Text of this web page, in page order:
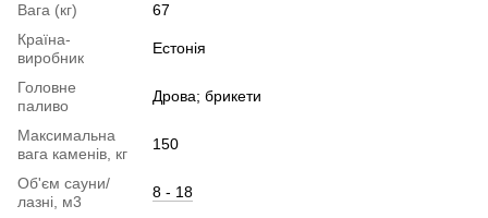
Вага (кг)
67
Країна-
виробник
Естонія
Головне
паливо
Дрова; брикети
Максимальна
вага каменів, кг
150
Об'єм сауни/
лазні, м3
8 - 18